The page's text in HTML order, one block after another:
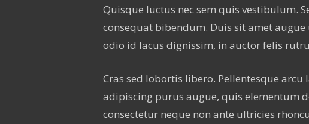
Quisque luctus nec sem quis vestibulum.
consequat bibendum. Duis sit amet
odio id lacus dignissim, in auctor felis
Cras sed lobortis libero. Pellentesque
adipiscing purus augue, quis elementum
consectetur neque non ante ultricies